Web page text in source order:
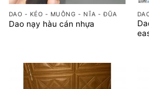
DAO - KÉO - MUỖNG - NĨA - ĐŨA
Dao nạy hàu cán nhựa